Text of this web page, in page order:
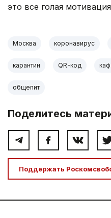
это все голая
Москва коронавирус
карантин QR-код
общепит
Поделитесь
Поддержать